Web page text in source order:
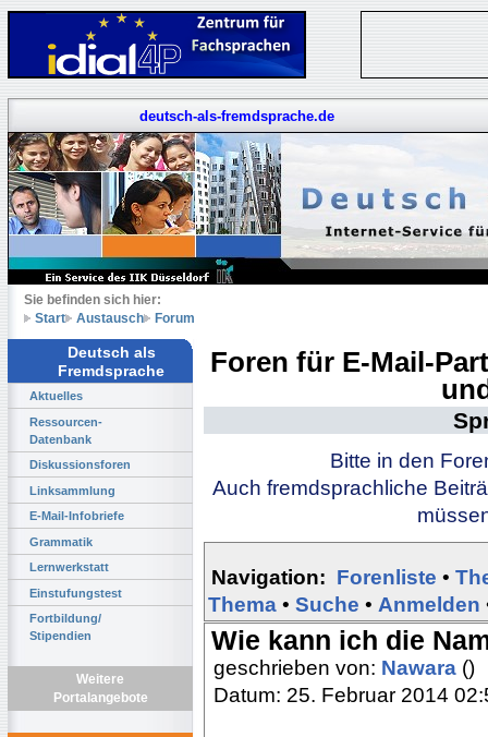
deutsch-als-fremdsprache.de
Sie befinden sich hier:
Start
Austausch Forum
Deutsch als
Fremdsprache
Aktuelles
Ressourcen-
Datenbank
Diskussionsforen
Linksammlung
E-Mail-Infobriefe
Grammatik
Lernwerkstatt
Einstufungstest
Fortbildung/
Stipendien
Weitere
Portalangebote
Foren für E-Mail-
Bitte in den
Auch fremdsprachliche
Navigation: Forenliste •
Thema • Suche • Anmelden
Wie kann ich die
geschrieben von: Nawara ()
Datum: 25. Februar 2014